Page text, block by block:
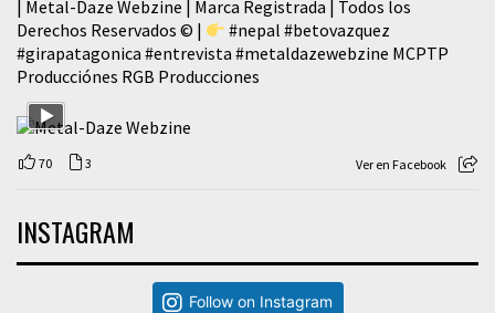
| Metal-Daze Webzine | Marca Registrada | Todos los
Derechos Reservados © |
#nepal #betovazquez
#girapatagonica #entrevista #metaldazewebzine MCPTP
Producciónes RGB Producciones
70 3 Ver en Facebook
INSTAGRAM
Follow on Instagram